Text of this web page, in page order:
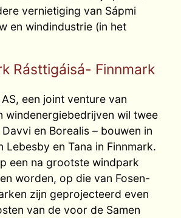
vernietiging van Sápmi
en windindustrie (in het
Rásttigáisá- Finnmark
een joint venture van
windenergiebedrijven wil twee
en Borealis – bouwen in
Lebesby en Tana in Finnmark.
een na grootste windpark
worden, op die van Fosen-
zijn geprojecteerd even
van de voor de Samen